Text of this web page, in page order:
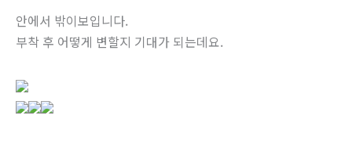
안에서 밖이보입니다.
부착 후 어떻게 변할지 기대가 되는데요.